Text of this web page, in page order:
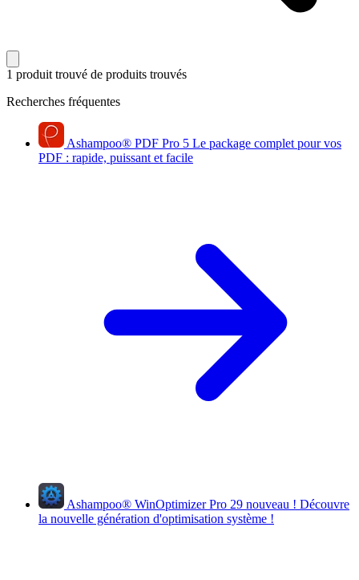
1 produit trouvé de produits trouvés
Recherches fréquentes
Ashampoo® PDF Pro 5 Le package complet pour vos
PDF : rapide, puissant et facile
Ashampoo® WinOptimizer Pro 29 nouveau ! Découvre
la nouvelle génération d'optimisation système !